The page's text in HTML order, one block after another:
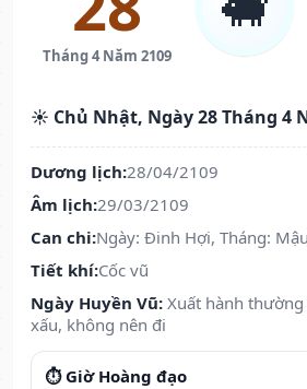
Tháng 4 Năm 2109
☀️ Chủ Nhật, Ngày 28 Tháng 4
Dương lịch:28/04/2109
Âm lịch:29/03/2109
Can chi:Ngày: Đinh Hợi, Tháng:
Tiết khí:Cốc vũ
Ngày Huyền Vũ: Xuất hành
xấu, không nên đi
⏱️ Giờ Hoàng đạo